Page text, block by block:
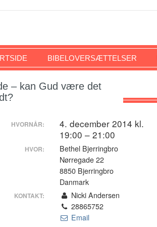
BIBELOVERSÆTTELSER
– kan Gud være det
HVORNÅR:
4. december 2014 kl.
19:00 – 21:00
HVOR:
Bethel Bjerringbro
Nørregade 22
8850 Bjerringbro
Danmark
KONTAKT:
Nicki Andersen
28865752
Email